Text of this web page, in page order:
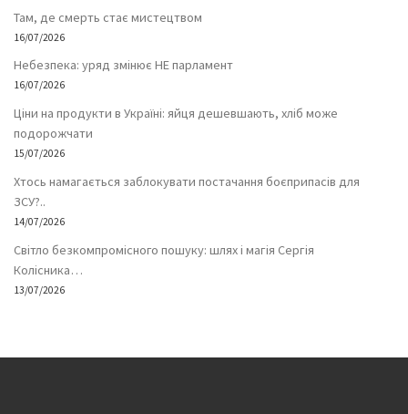
Там, де смерть стає мистецтвом
16/07/2026
Небезпека: уряд змінює НЕ парламент
16/07/2026
Ціни на продукти в Україні: яйця дешевшають, хліб може
подорожчати
15/07/2026
Хтось намагається заблокувати постачання боєприпасів для
ЗСУ?..
14/07/2026
Світло безкомпромісного пошуку: шлях і магія Сергія
Колісника…
13/07/2026